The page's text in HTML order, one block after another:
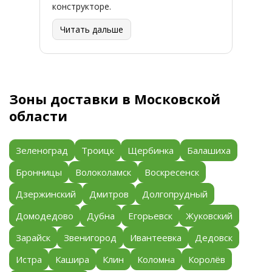
конструкторе.
Читать дальше
Зоны доставки в Московской
области
Зеленоград Троицк Щербинка
Балашиха
Бронницы
Волоколамск
Воскресенск
Дзержинский
Дмитров
Долгопрудный
Домодедово
Дубна Егорьевск
Жуковский
Зарайск
Звенигород Ивантеевка
Дедовск
Истра
Кашира Клин Коломна Королёв